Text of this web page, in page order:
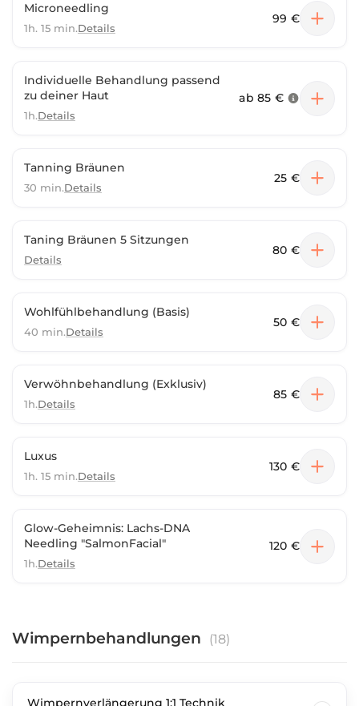
Microneedling
1h. 15 min.Details
99 €
Individuelle Behandlung passend
zu deiner Haut
1h.Details
ab 85 €
Tanning Bräunen
30 min.Details
25 €
Taning Bräunen 5 Sitzungen
Details
80 €
Wohlfühlbehandlung (Basis)
40 min.Details
50 €
Verwöhnbehandlung (Exklusiv)
1h.Details
85 €
Luxus
1h. 15 min.Details
130 €
Glow-Geheimnis: Lachs-DNA
Needling "SalmonFacial"
1h.Details
120 €
Wimpernbehandlungen (18)
Wimpernverlängerung 1:1 Technik